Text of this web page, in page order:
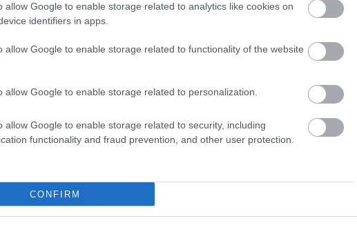
allow Google to enable storage related to analytics like cookies on
identifiers in apps.
allow Google to enable storage related to functionality of the website
allow Google to enable storage related to personalization.
allow Google to enable storage related to security, including
functionality and fraud prevention, and other user protection.
CONFIRM
το, έχει νόημα... ακόμα κι αν δεν έχει νόημα για τους
reach the free freedom!”
Γειτονιές: Αυτενεργώ" και επικεντρώθηκε στο Στόχο
προτάσεις ευαισθητοποίησης και κινητοποίησης το κοινού,
παρέμβαση στη γειτονιά μου", το οποίο μπορείτε να το δείτε
με την εταιρία Vodafone στο πρόγραμμα ανακύκλωσης κινητών
περιβάλλοντος μέσα από μία διαδικασία ανακύκλωσης συσκευών
υλικών από τα οποία είναι φτιαγμένα. Την περίοδο 2018-2019